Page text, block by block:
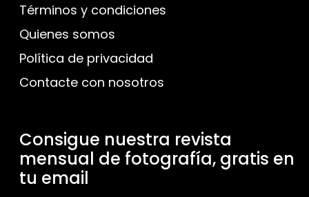
Términos y condiciones
Quienes somos
Política de privacidad
Contacte con nosotros
Consigue nuestra revista
mensual de fotografía, gratis en
tu email